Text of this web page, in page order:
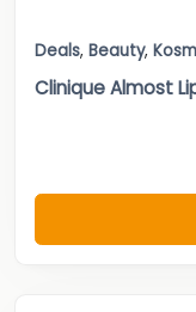
Deals, Beauty,
Clinique Almost